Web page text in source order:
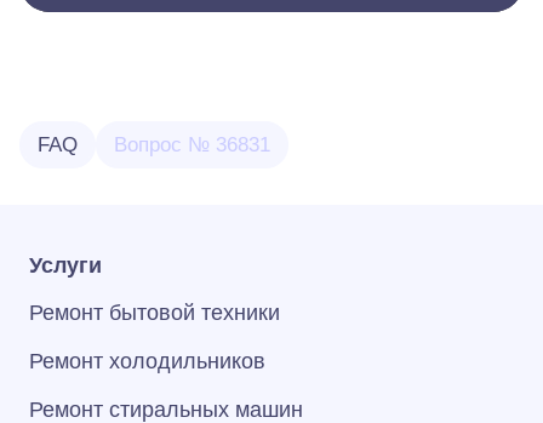
FAQ Вопрос № 36831
Услуги
Ремонт бытовой техники
Ремонт холодильников
Ремонт стиральных машин